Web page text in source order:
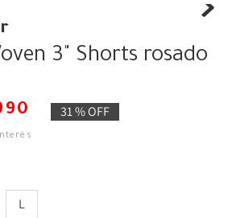
3" Shorts rosado
31 %OFF
L